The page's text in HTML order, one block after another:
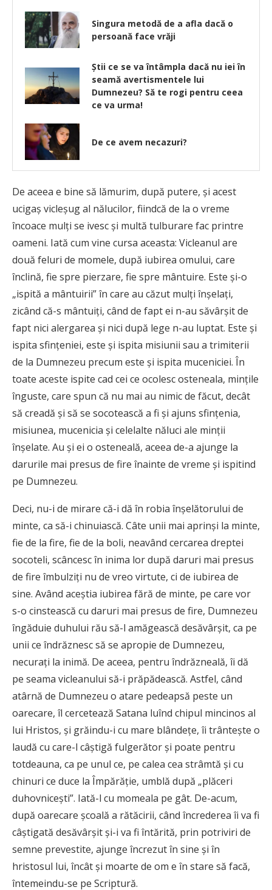
Singura metodă de a afla dacă o
persoană face vrăji
Știi ce se va întâmpla dacă nu iei în
seamă avertismentele lui
Dumnezeu? Să te rogi pentru ceea
ce va urma!
De ce avem necazuri?
De aceea e bine să lămurim, după putere, şi acest
ucigaş vicleşug al nălucilor, fiindcă de la o vreme
încoace mulţi se ivesc şi multă tulburare fac printre
oameni. Iată cum vine cursa aceasta: Vicleanul are
două feluri de momele, după iubirea omului, care
înclină, fie spre pierzare, fie spre mântuire. Este şi-o
„ispită a mântuirii” în care au căzut mulţi înşelaţi,
zicând că-s mântuiţi, când de fapt ei n-au săvârşit de
fapt nici alergarea şi nici după lege n-au luptat. Este şi
ispita sfinţeniei, este şi ispita misiunii sau a trimiterii
de la Dumnezeu precum este şi ispita muceniciei. În
toate aceste ispite cad cei ce ocolesc osteneala, minţile
înguste, care spun că nu mai au nimic de făcut, decât
să creadă şi să se socotească a fi şi ajuns sfinţenia,
misiunea, mucenicia şi celelalte năluci ale minţii
înşelate. Au şi ei o osteneală, aceea de-a ajunge la
darurile mai presus de fire înainte de vreme şi ispitind
pe Dumnezeu.
Deci, nu-i de mirare că-i dă în robia înşelătorului de
minte, ca să-i chinuiască. Câte unii mai aprinşi la minte,
fie de la fire, fie de la boli, neavând cercarea dreptei
socoteli, scâncesc în inima lor după daruri mai presus
de fire îmbulziţi nu de vreo virtute, ci de iubirea de
sine. Având aceştia iubirea fără de minte, pe care vor
s-o cinstească cu daruri mai presus de fire, Dumnezeu
îngăduie duhului rău să-l amăgească desăvârşit, ca pe
unii ce îndrăznesc să se apropie de Dumnezeu,
necuraţi la inimă. De aceea, pentru îndrăzneală, îi dă
pe seama vicleanului să-i prăpădească. Astfel, când
atârnă de Dumnezeu o atare pedeapsă peste un
oarecare, îl cercetează Satana luînd chipul mincinos al
lui Hristos, şi grăindu-i cu mare blândeţe, îi trânteşte o
laudă cu care-l câştigă fulgerător şi poate pentru
totdeauna, ca pe unul ce, pe calea cea strâmtă şi cu
chinuri ce duce la Împărăţie, umblă după „plăceri
duhovniceşti”. Iată-l cu momeala pe gât. De-acum,
după oarecare şcoală a rătăcirii, când încrederea îi va fi
câştigată desăvârşit şi-i va fi întărită, prin potriviri de
semne prevestite, ajunge încrezut în sine şi în
hristosul lui, încât şi moarte de om e în stare să facă,
întemeindu-se pe Scriptură.